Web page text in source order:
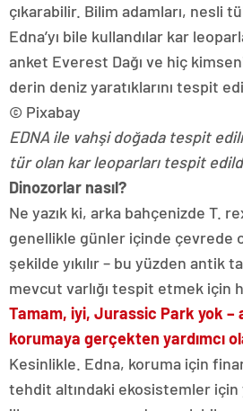
çıkarabilir. Bilim adamları, nesli
Edna’yı bile kullandılar kar
anket Everest Dağı ve hiç
derin deniz yaratıklarını tespit
© Pixabay
EDNA ile vahşi doğada tespit
tür olan kar leoparları tespit
Dinozorlar nasıl?
Ne yazık ki, arka bahçenizde T.
genellikle günler içinde çevrede
şekilde yıkılır – bu yüzden antik
mevcut varlığı tespit etmek için
Tamam, iyi, Jurassic Park yok –
korumaya gerçekten yardımcı
Kesinlikle. Edna, koruma için
tehdit altındaki ekosistemler